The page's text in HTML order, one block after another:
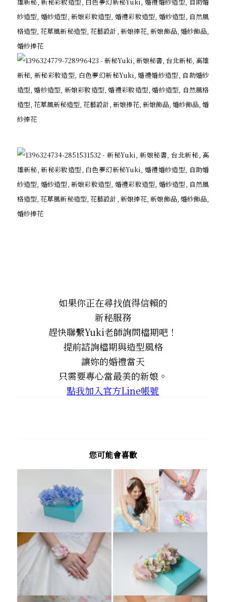
如果你正在尋找值得信賴的
新秘服務
趕快聯繫Yuki老師詢問檔期吧！
提前諮詢檔期與造型風格
讓妳的婚禮當天
只需要專心當最美的新娘。
點我加入官方Line帳號
您可能會喜歡